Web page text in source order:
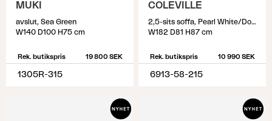
MUKI
avslut, Sea Green
W140 D100 H75 cm
Rek. butikspris 19 800 SEK
1305R-315
COLEVILLE
2,5-sits soffa, Pearl White/Dot Beige
W182 D81 H87 cm
Rek. butikspris 10 990 SEK
6913-58-215